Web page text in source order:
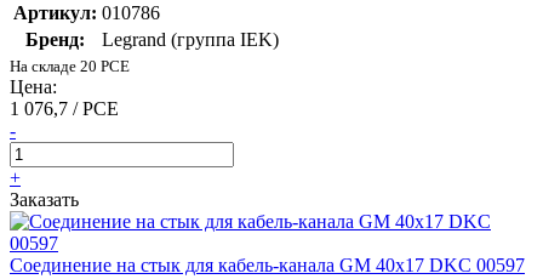
Артикул: 010786
Бренд:
Legrand (группа IEK)
На складе 20 PCE
Цена:
1 076,7 / PCE
-
+
Заказать
Соединение на стык для кабель-канала GM 40х17 DKC 00597